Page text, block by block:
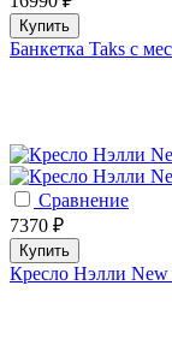
Купить
Банкетка Taks с
Сравнение
7370 ₽
Купить
Кресло Нэлли